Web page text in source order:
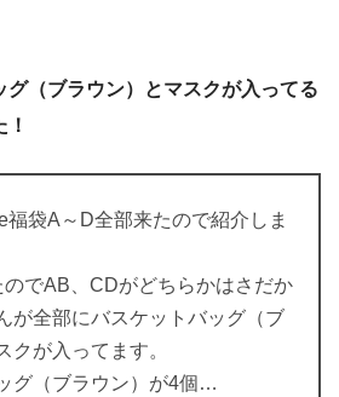
グ（ブラウン）とマスクが入ってる
福袋A～D全部来たので紹介しま
でAB、CDがどちらかはさだか
が全部にバスケットバッグ（ブ
クが入ってます。
グ（ブラウン）が4個…